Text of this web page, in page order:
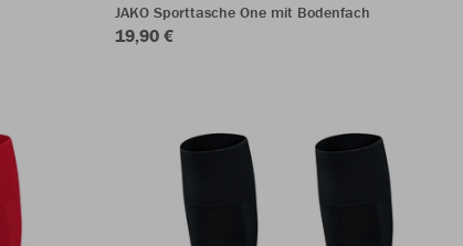
JAKO Sporttasche One mit Bodenfach
19,90 €